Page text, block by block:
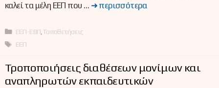
καλεί τα μέλη ΕΕΠ που … ➜ περισσότερα
Κατηγορίες
ΕΕΠ-ΕΒΠ Τοποθετήσεις
Ετικέτες
ΕΕΠ
Τροποποιήσεις διαθέσεων μονίμων και
αναπληρωτών εκπαιδευτικών